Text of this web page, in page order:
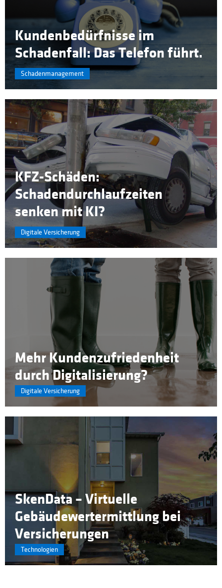
Kundenbedürfnisse im
Schadenfall: Das Telefon führt.
Schadenmanagement
KFZ-Schäden:
Schadendurchlaufzeiten
senken mit KI?
Digitale Versicherung
Mehr Kundenzufriedenheit
durch Digitalisierung?
Digitale Versicherung
SkenData – Virtuelle
Gebäudewertermittlung bei
Versicherungen
Technologien